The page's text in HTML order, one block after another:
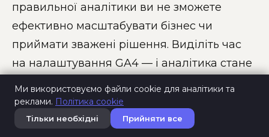
правильної аналітики ви не зможете
ефективно масштабувати бізнес чи
приймати зважені рішення. Виділіть час
на налаштування GA4 — і аналітика стане
вашим надійним союзником у просуванні.
Ми використовуємо файли cookie для аналітики та
реклами. Політика cookie
Тільки необхідні Прийняти все